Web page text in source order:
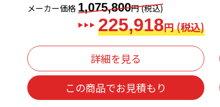
メーカー価格 1,075,800円 (税込)
225,918円 (税込)
詳細を見る
この商品でお見積もり